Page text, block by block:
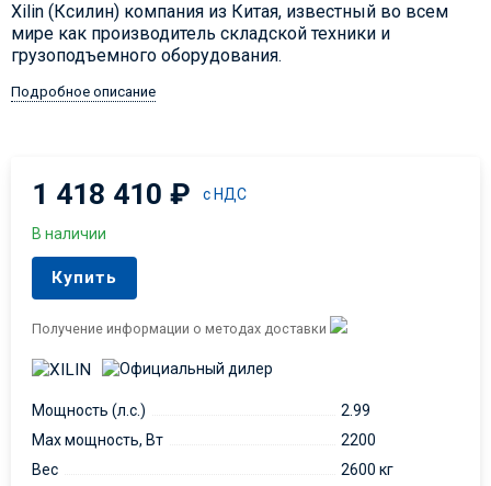
Xilin (Ксилин) компания из Китая, известный во всем
мире как производитель складской техники и
грузоподъемного оборудования.
Подробное описание
1 418 410₽ с НДС
В наличии
Купить
Получение информации о методах доставки
Мощность (л.с.)
2.99
Max мощность, Вт
2200
Вес
2600 кг